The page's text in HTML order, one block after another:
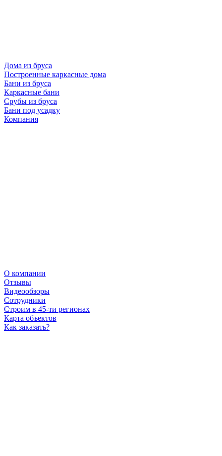
Дома из бруса
Построенные каркасные дома
Бани из бруса
Каркасные бани
Срубы из бруса
Бани под усадку
Компания
О компании
Отзывы
Видеообзоры
Сотрудники
Строим в 45-ти регионах
Карта объектов
Как заказать?